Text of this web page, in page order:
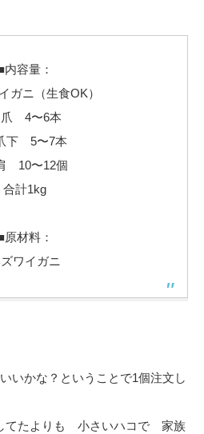
内容量：
ガニ（生食OK）
爪 4〜6本
下 5〜7本
10〜12個
合計1kg
原材料：
ワイガニ
かな？ということで1個注文し
てたよりも 小さいハコで 家族